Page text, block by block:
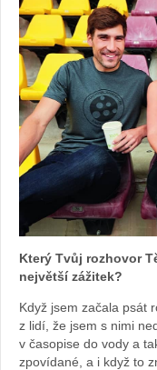
Který Tvůj rozhovor
největší zážitek?
Když jsem začala psát
z lidí, že jsem s nimi
v časopise do vody a
zpovídané, a i když to